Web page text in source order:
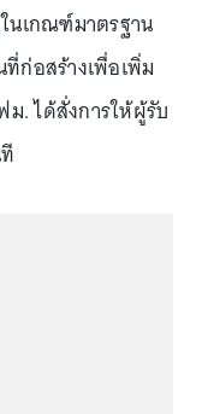
นเกณฑ์มาตรฐาน
ก่อสร้างเพื่อเพิ่ม
. ได้สั่งการให้ผู้รับ